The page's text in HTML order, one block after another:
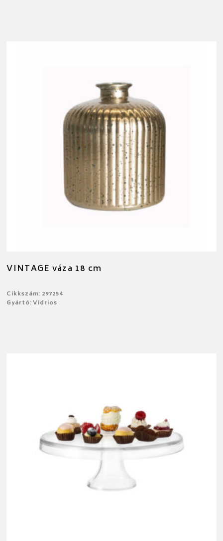
VINTAGE váza 18 cm
Cikkszám: 297254
Gyártó: Vidrios